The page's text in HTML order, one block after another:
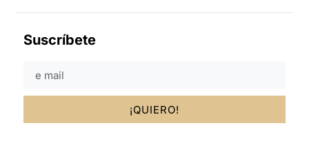
Suscríbete
¡QUIERO!